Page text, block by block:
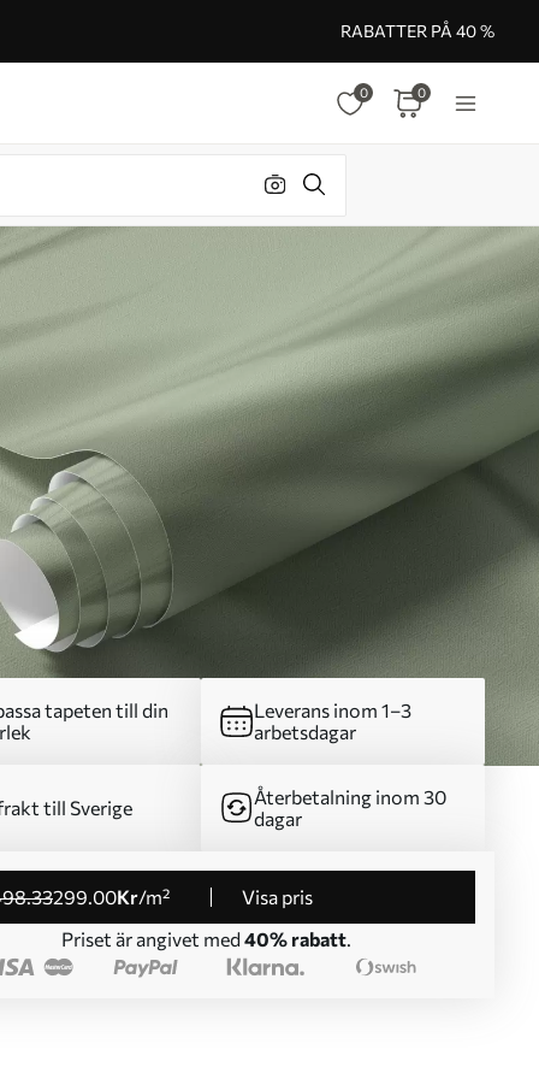
RABATTER PÅ 40 %
0 0
tapeten till din
Leverans inom 1–3
arbetsdagar
till Sverige
Återbetalning inom 30
dagar
.33299.00Kr/m²
Visa pris
Priset är angivet med 40% rabatt.